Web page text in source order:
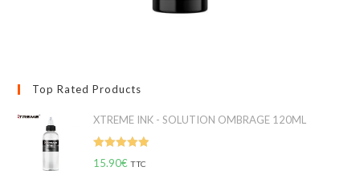
Top Rated Products
XTREME INK - SOLUTION OMBRAGE 120ML
Note5.00
15.90€ TTC